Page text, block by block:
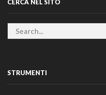
CERCA NEL SITO
STRUMENTI